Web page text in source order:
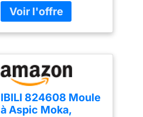
IBILI 824608 Moule
à Aspic Moka,